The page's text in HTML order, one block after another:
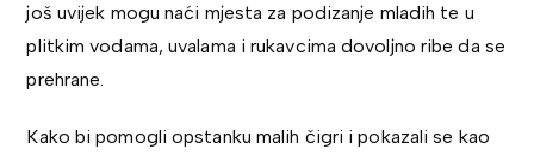
još uvijek mogu naći mjesta za podizanje mladih te u
plitkim vodama, uvalama i rukavcima dovoljno ribe da se
prehrane.
Kako bi pomogli opstanku malih čigri i pokazali se kao